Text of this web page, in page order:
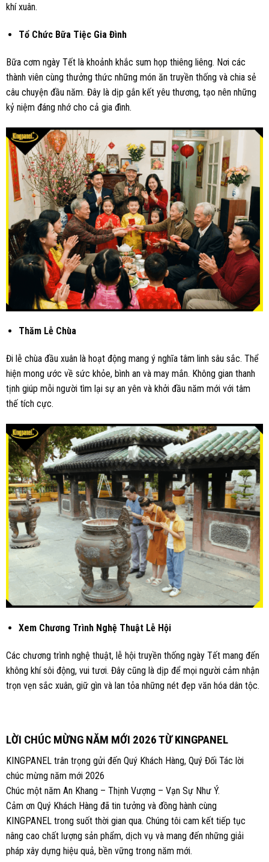
khí xuân.
Tổ Chức Bữa Tiệc Gia Đình
Bữa cơm ngày Tết là khoảnh khắc sum họp thiêng liêng. Nơi các
thành viên cùng thưởng thức những món ăn truyền thống và chia sẻ
câu chuyện đầu năm. Đây là dịp gắn kết yêu thương, tạo nên những
kỷ niệm đáng nhớ cho cả gia đình.
Thăm Lễ Chùa
Đi lễ chùa đầu xuân là hoạt động mang ý nghĩa tâm linh sâu sắc. Thể
hiện mong ước về sức khỏe, bình an và may mắn. Không gian thanh
tịnh giúp mỗi người tìm lại sự an yên và khởi đầu năm mới với tâm
thế tích cực.
Xem Chương Trình Nghệ Thuật Lễ Hội
Các chương trình nghệ thuật, lễ hội truyền thống ngày Tết mang đến
không khí sôi động, vui tươi. Đây cũng là dịp để mọi người cảm nhận
trọn vẹn sắc xuân, giữ gìn và lan tỏa những nét đẹp văn hóa dân tộc.
LỜI CHÚC MỪNG NĂM MỚI 2026 TỪ KINGPANEL
KINGPANEL trân trọng gửi đến Quý Khách Hàng, Quý Đối Tác lời
chúc mừng năm mới 2026
Chúc một năm An Khang – Thịnh Vượng – Vạn Sự Như Ý.
Cảm ơn Quý Khách Hàng đã tin tưởng và đồng hành cùng
KINGPANEL trong suốt thời gian qua. Chúng tôi cam kết tiếp tục
nâng cao chất lượng sản phẩm, dịch vụ và mang đến những giải
pháp xây dựng hiệu quả, bền vững trong năm mới.